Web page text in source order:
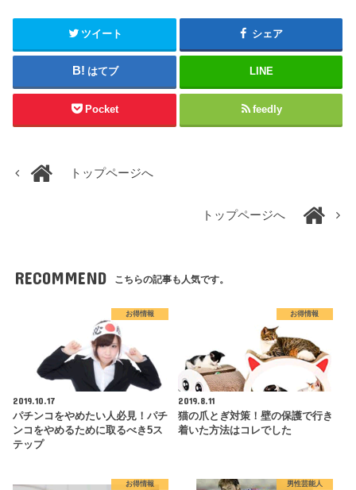
ツイート シェア
はてブ LINE
Pocket feedly
トップページへ
トップページへ
RECOMMEND こちらの記事も人気です。
お得情報
2019.10.17
パチンコをやめたい人必見！パチ
ンコをやめるために取るべき5ス
テップ
お得情報
2019.8.11
猫の爪とぎ対策！壁の保護で行き
着いた方法はコレでした
お得情報 男性芸能人